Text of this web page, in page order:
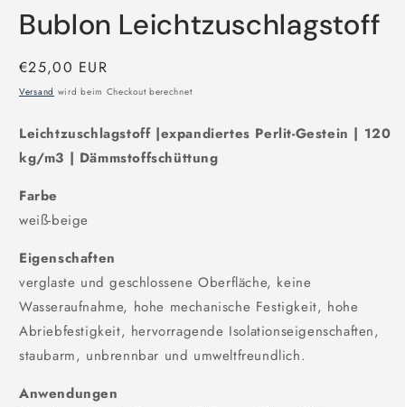
Bublon Leichtzuschlagstoff
Normaler
Preis
€25,00 EUR
Versand wird beim Checkout berechnet
Leichtzuschlagstoff |expandiertes Perlit-Gestein | 120
kg/m3 | Dämmstoffschüttung
Farbe
weiß-beige
Eigenschaften
verglaste und geschlossene Oberfläche, keine
Wasseraufnahme, hohe mechanische Festigkeit, hohe
Abriebfestigkeit, hervorragende Isolationseigenschaften,
staubarm, unbrennbar und umweltfreundlich.
Anwendungen